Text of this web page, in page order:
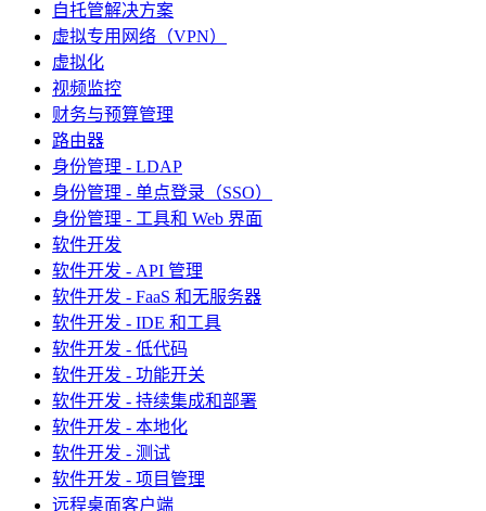
自托管解决方案
虚拟专用网络（VPN）
虚拟化
视频监控
财务与预算管理
路由器
身份管理 - LDAP
身份管理 - 单点登录（SSO）
身份管理 - 工具和 Web 界面
软件开发
软件开发 - API 管理
软件开发 - FaaS 和无服务器
软件开发 - IDE 和工具
软件开发 - 低代码
软件开发 - 功能开关
软件开发 - 持续集成和部署
软件开发 - 本地化
软件开发 - 测试
软件开发 - 项目管理
远程桌面客户端